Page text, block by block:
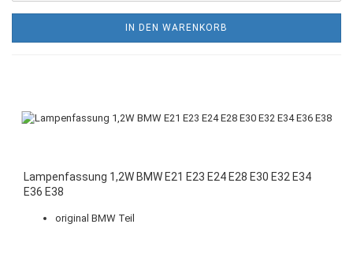
IN DEN WARENKORB
Lampenfassung 1,2W BMW E21 E23 E24 E28 E30 E32 E34
E36 E38
original BMW Teil